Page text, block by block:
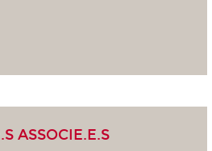
ASSOCIE.E.S